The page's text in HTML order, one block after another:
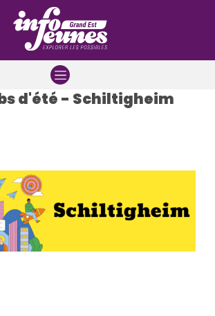
d'été - Schiltigheim